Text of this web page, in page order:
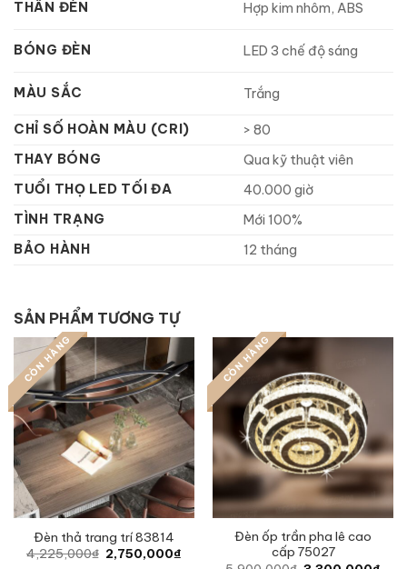
THÂN ĐÈN Hợp kim nhôm, ABS
BÓNG ĐÈN LED 3 chế độ sáng
MÀU SẮC Trắng
CHỈ SỐ HOÀN MÀU (CRI)
> 80
THAY BÓNG
Qua kỹ thuật viên
TUỔI THỌ LED TỐI ĐA
40.000 giờ
TÌNH TRẠNG
Mới 100%
BẢO HÀNH
12 tháng
SẢN PHẨM TƯƠNG TỰ
CÒN HÀNG
Đèn thả trang trí 83814
4,225,000₫ Original
price
2,750,000₫
CÒN HÀNG
Đèn ốp trần pha lê cao
cấp 75027